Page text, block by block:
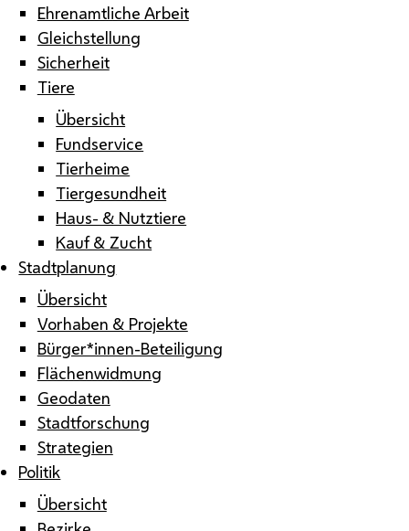
Ehrenamtliche Arbeit
Gleichstellung
Sicherheit
Tiere
Übersicht
Fundservice
Tierheime
Tiergesundheit
Haus- & Nutztiere
Kauf & Zucht
Stadtplanung
Übersicht
Vorhaben & Projekte
Bürger*innen-Beteiligung
Flächenwidmung
Geodaten
Stadtforschung
Strategien
Politik
Übersicht